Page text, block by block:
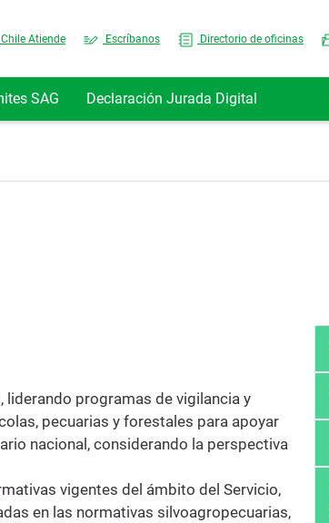
Chile Atiende Escríbanos Directorio de oficinas
SAG Declaración Jurada Digital
programas de vigilancia y
pecuarias y forestales para apoyar
nacional, considerando la perspectiva
vigentes del ámbito del Servicio,
en las normativas silvoagropecuarias,